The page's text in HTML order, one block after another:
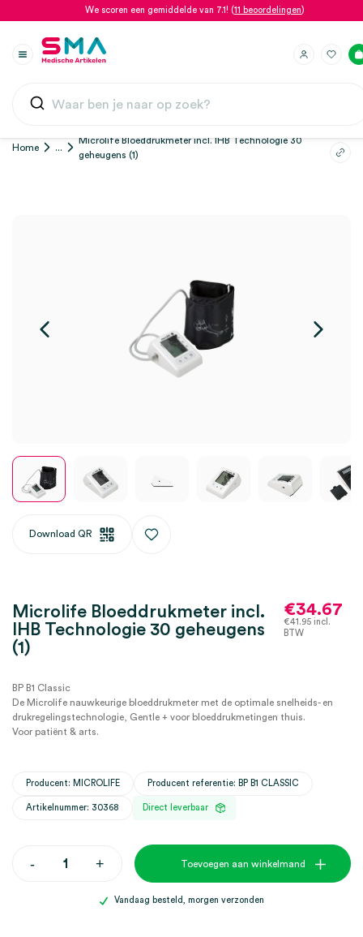
We scoren een gemiddelde van 7.1! (11 beoordelingen)
Home ...
Microlife Bloeddrukmeter incl. IHB Technologie 30
geheugens (1)
Download QR
Microlife Bloeddrukmeter incl.
IHB Technologie 30 geheugens
(1)
€34.67
€41.95incl.
BTW
BP B1 Classic
De Microlife nauwkeurige bloeddrukmeter met de optimale snelheids- en
drukregelingstechnologie, Gentle + voor bloeddrukmetingen thuis.
Voor patiënt & arts.
Producent: MICROLIFE Producent referentie: BP B1 CLASSIC
Artikelnummer: 30368 Direct leverbaar
-Microlife
+ Toevoegen aan winkelmand
Vandaag besteld, morgen verzonden